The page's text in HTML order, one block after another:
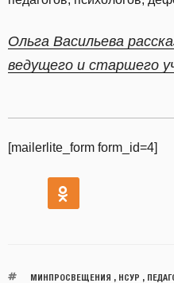
Ольга Васильева
ведущего и старшего
[mailerlite_form form_id=4]
МИНПРОСВЕЩЕНИЯ , НСУР ,